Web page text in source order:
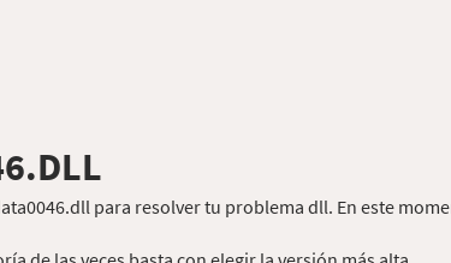
para resolver tu problema dll. En este